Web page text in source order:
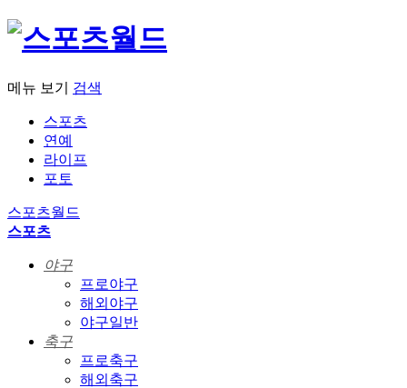
메뉴 보기 검색
스포츠
연예
라이프
포토
스포츠월드
스포츠
야구
프로야구
해외야구
야구일반
축구
프로축구
해외축구